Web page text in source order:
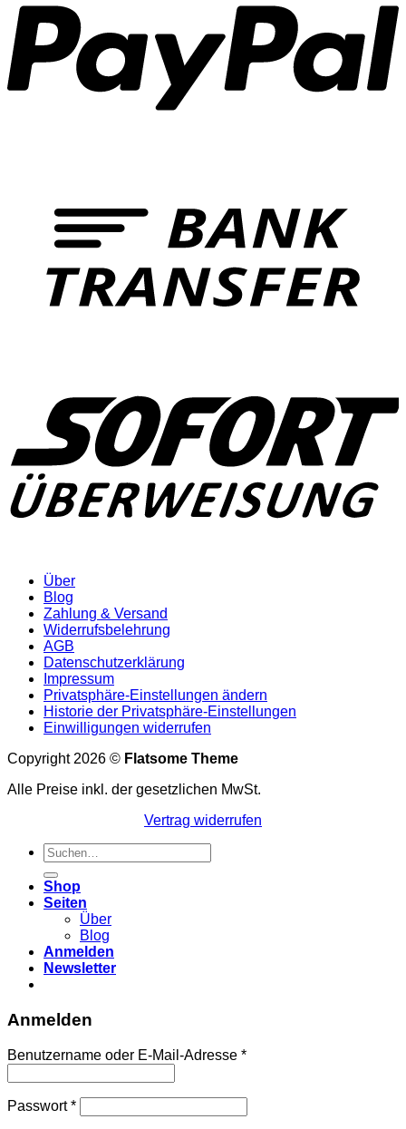
Über
Blog
Zahlung & Versand
Widerrufsbelehrung
AGB
Datenschutzerklärung
Impressum
Privatsphäre-Einstellungen ändern
Historie der Privatsphäre-Einstellungen
Einwilligungen widerrufen
Copyright 2026 © Flatsome Theme
Alle Preise inkl. der gesetzlichen MwSt.
Vertrag widerrufen
Suchen
nach:
Shop
Seiten
Über
Blog
Anmelden
Newsletter
Anmelden
Benutzername oder E-Mail-Adresse *Erforderlich
Passwort*Erforderlich